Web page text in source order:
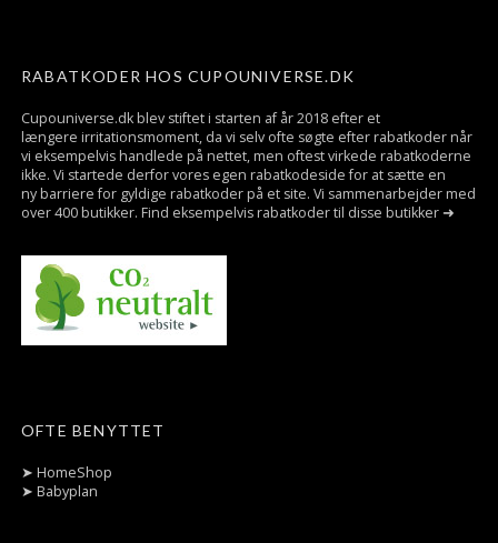
RABATKODER HOS CUPOUNIVERSE.DK
Cupouniverse.dk blev stiftet i starten af år 2018 efter et
længere irritationsmoment, da vi selv ofte søgte efter rabatkoder når
vi eksempelvis handlede på nettet, men oftest virkede rabatkoderne
ikke. Vi startede derfor vores egen rabatkodeside for at sætte en
ny barriere for gyldige rabatkoder på et site. Vi sammenarbejder med
over 400 butikker. Find eksempelvis rabatkoder til disse butikker ➜
OFTE BENYTTET
➤ HomeShop
➤ Babyplan